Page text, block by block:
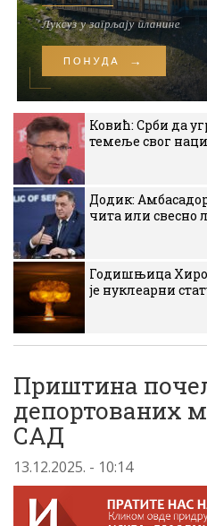
Ковић: Срби да
темеље свог
Додик:
чита или свесно
Годишњица
је нуклеарни
Приштина
депортованих
САД
13.12.2025. - 10:14